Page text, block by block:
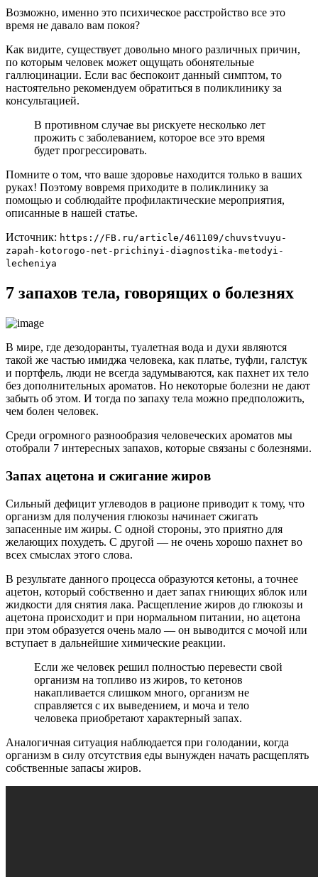
Возможно, именно это психическое расстройство все это
время не давало вам покоя?
Как видите, существует довольно много различных причин,
по которым человек может ощущать обонятельные
галлюцинации. Если вас беспокоит данный симптом, то
настоятельно рекомендуем обратиться в поликлинику за
консультацией.
В противном случае вы рискуете несколько лет
прожить с заболеванием, которое все это время
будет прогрессировать.
Помните о том, что ваше здоровье находится только в ваших
руках! Поэтому вовремя приходите в поликлинику за
помощью и соблюдайте профилактические мероприятия,
описанные в нашей статье.
Источник: https://FB.ru/article/461109/chuvstvuyu-
zapah-kotorogo-net-prichinyi-diagnostika-metodyi-
lecheniya
7 запахов тела, говорящих о болезнях
В мире, где дезодоранты, туалетная вода и духи являются
такой же частью имиджа человека, как платье, туфли, галстук
и портфель, люди не всегда задумываются, как пахнет их тело
без дополнительных ароматов. Но некоторые болезни не дают
забыть об этом. И тогда по запаху тела можно предположить,
чем болен человек.
Среди огромного разнообразия человеческих ароматов мы
отобрали 7 интересных запахов, которые связаны с болезнями.
Запах ацетона и сжигание жиров
Сильный дефицит углеводов в рационе приводит к тому, что
организм для получения глюкозы начинает сжигать
запасенные им жиры. С одной стороны, это приятно для
желающих похудеть. С другой — не очень хорошо пахнет во
всех смыслах этого слова.
В результате данного процесса образуются кетоны, а точнее
ацетон, который собственно и дает запах гниющих яблок или
жидкости для снятия лака. Расщепление жиров до глюкозы и
ацетона происходит и при нормальном питании, но ацетона
при этом образуется очень мало — он выводится с мочой или
вступает в дальнейшие химические реакции.
Если же человек решил полностью перевести свой
организм на топливо из жиров, то кетонов
накапливается слишком много, организм не
справляется с их выведением, и моча и тело
человека приобретают характерный запах.
Аналогичная ситуация наблюдается при голодании, когда
организм в силу отсутствия еды вынужден начать расщеплять
собственные запасы жиров.